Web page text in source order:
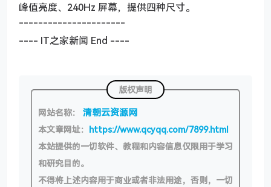
峰值亮度、240Hz 屏幕，提供四种尺寸。
----------------------
---- IT之家新闻 End ----
版权声明
网站名称： 清朝云资源网
本文章网址： https://www.qcyqq.com/7899.html
本站提供的一切软件、教程和内容信息仅限用于学习
和研究目的。
不得将上述内容用于商业或者非法用途，否则，一切